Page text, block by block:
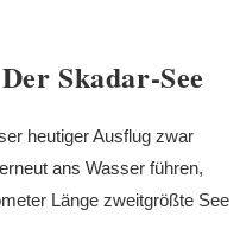
Skadar-See
heutiger Ausflug zwar
ans Wasser führen,
Länge zweitgrößte See